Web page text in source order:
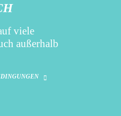
viele
außerhalb